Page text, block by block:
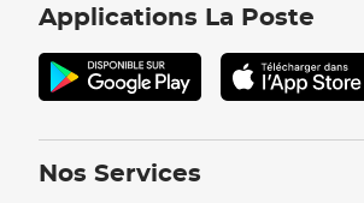
Applications La Poste
Nos Services